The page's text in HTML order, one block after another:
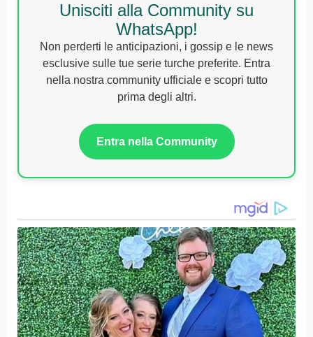
Unisciti alla Community su
WhatsApp!
Non perderti le anticipazioni, i gossip e le news
esclusive sulle tue serie turche preferite. Entra
nella nostra community ufficiale e scopri tutto
prima degli altri.
Entra nella Community